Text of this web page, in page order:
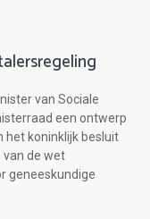
van Sociale
een ontwerp
het koninklijk besluit
van de wet
geneeskundige